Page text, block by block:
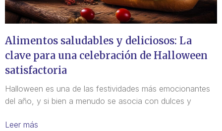
Alimentos saludables y deliciosos: La
clave para una celebración de Halloween
satisfactoria
Halloween es una de las festividades más emocionantes
del año, y si bien a menudo se asocia con dulces y
Leer más